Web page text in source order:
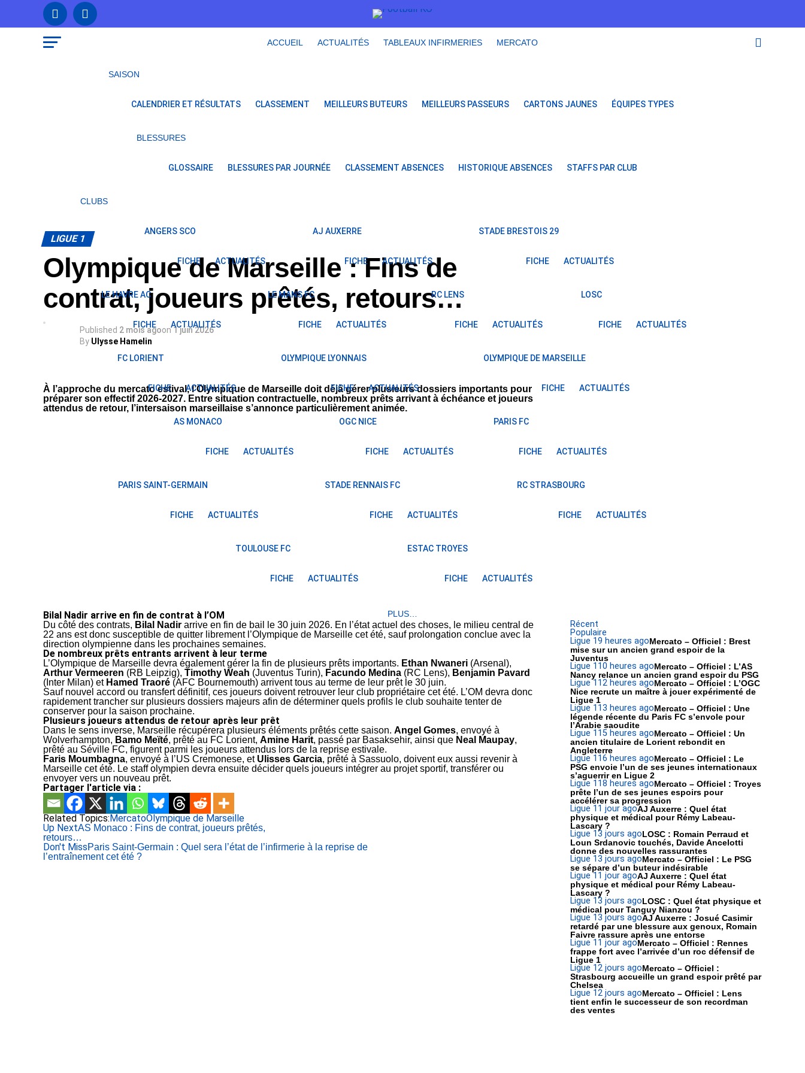
ACCUEIL ACTUALITÉS TABLEAUX INFIRMERIES MERCATO
SAISON
CALENDRIER ET RÉSULTATS CLASSEMENT MEILLEURS BUTEURS MEILLEURS PASSEURS CARTONS JAUNES ÉQUIPES TYPES
BLESSURES
GLOSSAIRE BLESSURES PAR JOURNÉE CLASSEMENT ABSENCES HISTORIQUE ABSENCES STAFFS PAR CLUB
CLUBS
ANGERS SCO
FICHE ACTUALITÉS
AJ AUXERRE
FICHE ACTUALITÉS
STADE BRESTOIS 29
FICHE ACTUALITÉS
LE HAVRE AC
FICHE ACTUALITÉS
LE MANS FC
FICHE ACTUALITÉS
RC LENS
FICHE ACTUALITÉS
LOSC
FICHE ACTUALITÉS
FC LORIENT
FICHE ACTUALITÉS
OLYMPIQUE LYONNAIS
FICHE ACTUALITÉS
OLYMPIQUE DE MARSEILLE
FICHE ACTUALITÉS
AS MONACO
FICHE ACTUALITÉS
OGC NICE
FICHE ACTUALITÉS
PARIS FC
FICHE ACTUALITÉS
PARIS SAINT-GERMAIN
FICHE ACTUALITÉS
STADE RENNAIS FC
FICHE ACTUALITÉS
RC STRASBOURG
FICHE ACTUALITÉS
TOULOUSE FC
FICHE ACTUALITÉS
ESTAC TROYES
FICHE ACTUALITÉS
PLUS…
LIGUE 1
Olympique de Marseille : Fins de
contrat, joueurs prêtés, retours…
Published 2 mois agoon 1 juin 2026
By Ulysse Hamelin
À l’approche du mercato estival, l’Olympique de Marseille doit déjà gérer plusieurs dossiers importants pour
préparer son effectif 2026-2027. Entre situation contractuelle, nombreux prêts arrivant à échéance et joueurs
attendus de retour, l’intersaison marseillaise s’annonce particulièrement animée.
Bilal Nadir arrive en fin de contrat à l’OM
Du côté des contrats, Bilal Nadir arrive en fin de bail le 30 juin 2026. En l’état actuel des choses, le milieu central de
22 ans est donc susceptible de quitter librement l’Olympique de Marseille cet été, sauf prolongation conclue avec la
direction olympienne dans les prochaines semaines.
De nombreux prêts entrants arrivent à leur terme
L’Olympique de Marseille devra également gérer la fin de plusieurs prêts importants. Ethan Nwaneri (Arsenal),
Arthur Vermeeren (RB Leipzig), Timothy Weah (Juventus Turin), Facundo Medina (RC Lens), Benjamin Pavard
(Inter Milan) et Hamed Traoré (AFC Bournemouth) arrivent tous au terme de leur prêt le 30 juin.
Sauf nouvel accord ou transfert définitif, ces joueurs doivent retrouver leur club propriétaire cet été. L’OM devra donc
rapidement trancher sur plusieurs dossiers majeurs afin de déterminer quels profils le club souhaite tenter de
conserver pour la saison prochaine.
Plusieurs joueurs attendus de retour après leur prêt
Dans le sens inverse, Marseille récupérera plusieurs éléments prêtés cette saison. Angel Gomes, envoyé à
Wolverhampton, Bamo Meïté, prêté au FC Lorient, Amine Harit, passé par Basaksehir, ainsi que Neal Maupay,
prêté au Séville FC, figurent parmi les joueurs attendus lors de la reprise estivale.
Faris Moumbagna, envoyé à l’US Cremonese, et Ulisses Garcia, prêté à Sassuolo, doivent eux aussi revenir à
Marseille cet été. Le staff olympien devra ensuite décider quels joueurs intégrer au projet sportif, transférer ou
envoyer vers un nouveau prêt.
Partager l'article via :
Related Topics:MercatoOlympique de Marseille
Up NextAS Monaco : Fins de contrat, joueurs prêtés,
retours…
Don't MissParis Saint-Germain : Quel sera l’état de l’infirmerie à la reprise de
l’entraînement cet été ?
Récent
Populaire
Ligue 19 heures agoMercato – Officiel : Brest
mise sur un ancien grand espoir de la
Juventus
Ligue 1 10 heures agoMercato – Officiel : L’AS
Nancy relance un ancien grand espoir du PSG
Ligue 1 12 heures agoMercato – Officiel : L’OGC
Nice recrute un maître à jouer expérimenté de
Ligue 1
Ligue 1 13 heures agoMercato – Officiel : Une
légende récente du Paris FC s’envole pour
l’Arabie saoudite
Ligue 1 15 heures agoMercato – Officiel : Un
ancien titulaire de Lorient rebondit en
Angleterre
Ligue 1 16 heures agoMercato – Officiel : Le
PSG envoie l’un de ses jeunes internationaux
s’aguerrir en Ligue 2
Ligue 1 18 heures agoMercato – Officiel : Troyes
prête l’un de ses jeunes espoirs pour
accélérer sa progression
Ligue 1 1 jour agoAJ Auxerre : Quel état
physique et médical pour Rémy Labeau-
Lascary ?
Ligue 13 jours agoLOSC : Romain Perraud et
Loun Srdanovic touchés, Davide Ancelotti
donne des nouvelles rassurantes
Ligue 13 jours agoMercato – Officiel : Le PSG
se sépare d’un buteur indésirable
Ligue 1 1 jour agoAJ Auxerre : Quel état
physique et médical pour Rémy Labeau-
Lascary ?
Ligue 13 jours agoLOSC : Quel état physique et
médical pour Tanguy Nianzou ?
Ligue 13 jours agoAJ Auxerre : Josué Casimir
retardé par une blessure aux genoux, Romain
Faivre rassure après une entorse
Ligue 1 1 jour agoMercato – Officiel : Rennes
frappe fort avec l’arrivée d’un roc défensif de
Ligue 1
Ligue 12 jours agoMercato – Officiel :
Strasbourg accueille un grand espoir prêté par
Chelsea
Ligue 12 jours agoMercato – Officiel : Lens
tient enfin le successeur de son recordman
des ventes